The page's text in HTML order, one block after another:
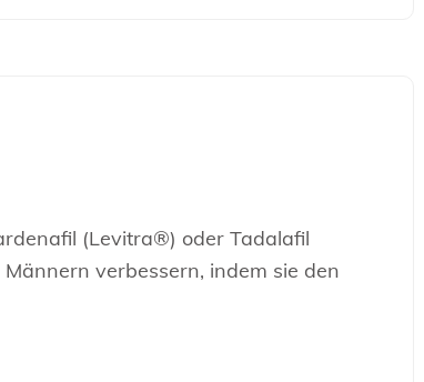
(Levitra®) oder Tadalafil
verbessern, indem sie den